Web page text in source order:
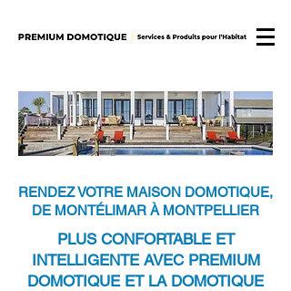
RENDEZ VOTRE MAISON DOMOTIQUE,
DE MONTÉLIMAR À MONTPELLIER
PLUS CONFORTABLE ET
INTELLIGENTE AVEC PREMIUM
DOMOTIQUE ET LA DOMOTIQUE